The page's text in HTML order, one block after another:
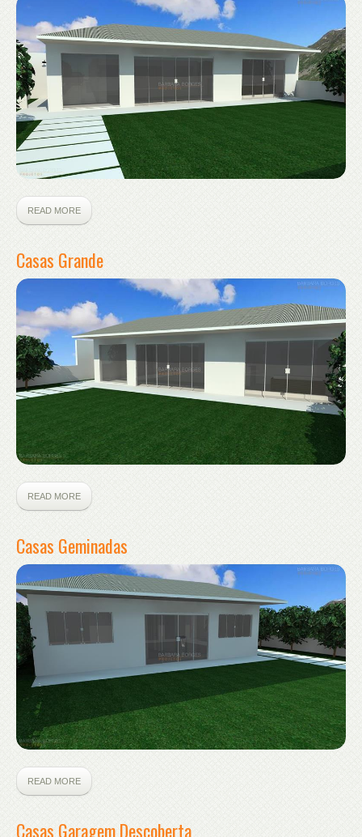
READ MORE
Casas Grande
READ MORE
Casas Geminadas
READ MORE
Casas Garagem Descoberta